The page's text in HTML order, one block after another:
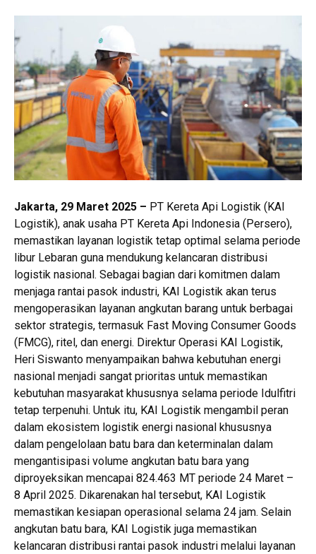
Jakarta, 29 Maret 2025 – PT Kereta Api Logistik (KAI
Logistik), anak usaha PT Kereta Api Indonesia (Persero),
memastikan layanan logistik tetap optimal selama periode
libur Lebaran guna mendukung kelancaran distribusi
logistik nasional. Sebagai bagian dari komitmen dalam
menjaga rantai pasok industri, KAI Logistik akan terus
mengoperasikan layanan angkutan barang untuk berbagai
sektor strategis, termasuk Fast Moving Consumer Goods
(FMCG), ritel, dan energi. Direktur Operasi KAI Logistik,
Heri Siswanto menyampaikan bahwa kebutuhan energi
nasional menjadi sangat prioritas untuk memastikan
kebutuhan masyarakat khususnya selama periode Idulfitri
tetap terpenuhi. Untuk itu, KAI Logistik mengambil peran
dalam ekosistem logistik energi nasional khususnya
dalam pengelolaan batu bara dan keterminalan dalam
mengantisipasi volume angkutan batu bara yang
diproyeksikan mencapai 824.463 MT periode 24 Maret –
8 April 2025. Dikarenakan hal tersebut, KAI Logistik
memastikan kesiapan operasional selama 24 jam. Selain
angkutan batu bara, KAI Logistik juga memastikan
kelancaran distribusi rantai pasok industri melalui layanan